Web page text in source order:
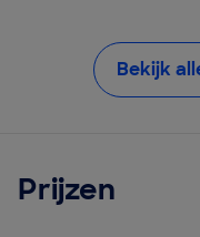
Bekijk
Prijzen